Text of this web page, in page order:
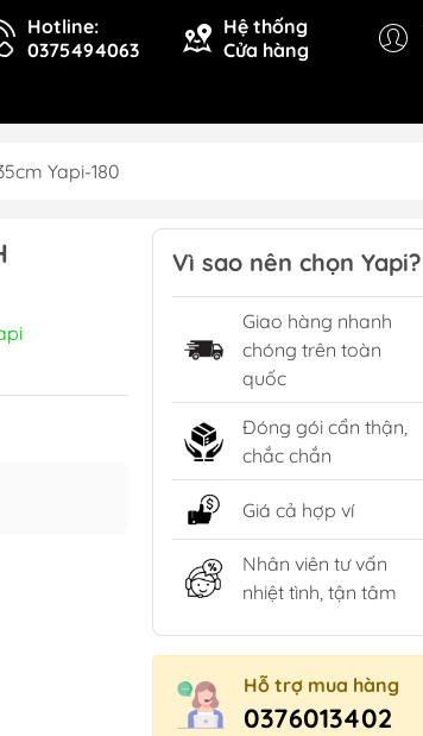
Hotline:
0375494063
Hệ thống
Cửa hàng
Yapi-180
Vì sao nên chọn Yapi?
Giao hàng nhanh
chóng trên toàn
quốc
Đóng gói cẩn thận,
chắc chắn
Giá cả hợp ví
Nhân viên tư vấn
nhiệt tình, tận tâm
Hỗ trợ mua hàng
0376013402